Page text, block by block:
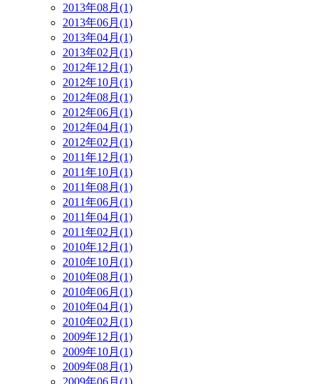
2013年08月(1)
2013年06月(1)
2013年04月(1)
2013年02月(1)
2012年12月(1)
2012年10月(1)
2012年08月(1)
2012年06月(1)
2012年04月(1)
2012年02月(1)
2011年12月(1)
2011年10月(1)
2011年08月(1)
2011年06月(1)
2011年04月(1)
2011年02月(1)
2010年12月(1)
2010年10月(1)
2010年08月(1)
2010年06月(1)
2010年04月(1)
2010年02月(1)
2009年12月(1)
2009年10月(1)
2009年08月(1)
2009年06月(1)